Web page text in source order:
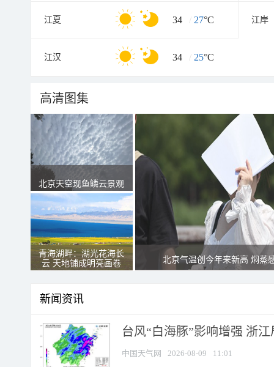
江夏 34 / 27°C 江岸
江汉 34 / 25°C
高清图集
北京天空现鱼鳞云景观
青海湖畔：湖光花海长
云 天地铺成明亮画卷
北京气温创今年来新高 焖蒸
新闻资讯
台风“白海豚”影响增强 浙
中国天气网 2026-08-09 11:01